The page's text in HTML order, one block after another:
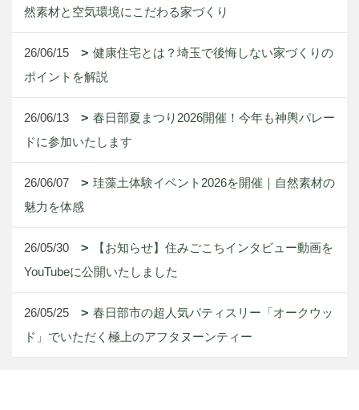
然素材と空気環境にこだわる家づくり
26/06/15
健康住宅とは？埼玉で後悔しない家づくりの
ポイントを解説
26/06/13
春日部夏まつり2026開催！今年も神輿パレー
ドに参加いたします
26/06/07
珪藻土体験イベント2026を開催｜自然素材の
魅力を体感
26/05/30
【お知らせ】住みごこちインタビュー動画を
YouTubeに公開いたしました
26/05/25
春日部市の超人気パティスリー「オークウッ
ド」でいただく極上のアフタヌーンティー